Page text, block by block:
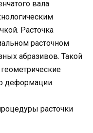
вала
Расточка
расточном
абразивов. Такой
деформации.
расточки